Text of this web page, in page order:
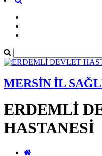
MERSİN İL
ERDEMLİ
HASTANESİ